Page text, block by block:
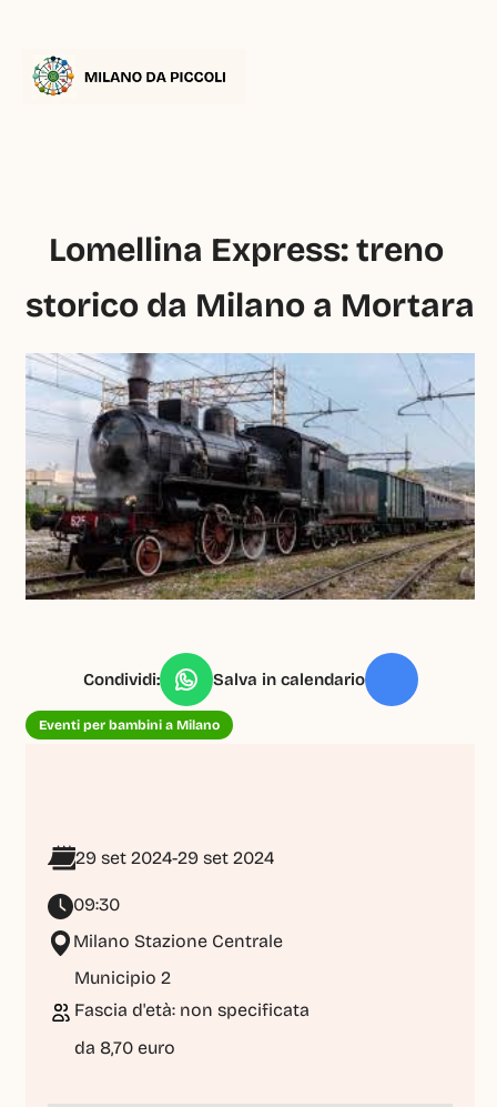
Lomellina Express: treno
storico da Milano a Mortara
Condividi: Salva in calendario
Eventi per bambini a Milano
29 set 2024-29 set 2024
09:30
Milano Stazione Centrale
Municipio 2
Fascia d'età: non specificata
da 8,70 euro